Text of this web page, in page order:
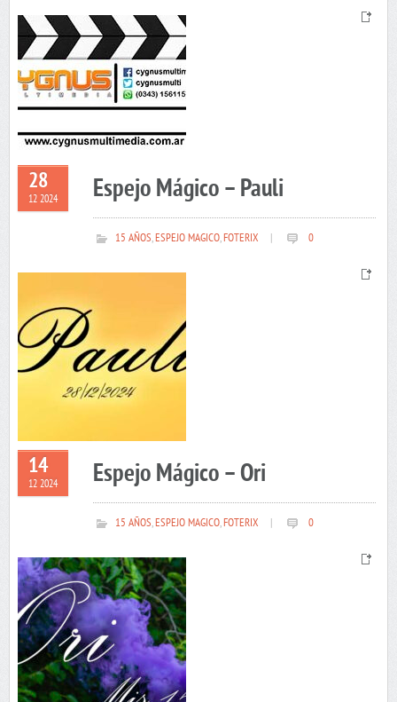
28
12 2024 Espejo Mágico – Pauli
15 AÑOS,ESPEJO MAGICO,FOTERIX 0
14
12 2024 Espejo Mágico – Ori
15 AÑOS,ESPEJO MAGICO,FOTERIX 0